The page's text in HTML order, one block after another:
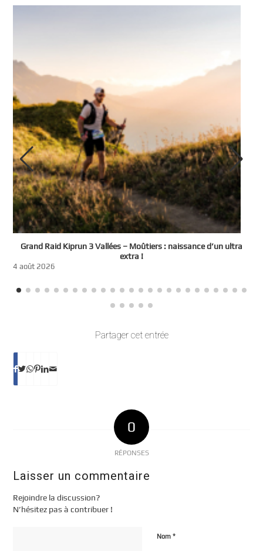
Grand Raid Kiprun 3 Vallées – Moûtiers : naissance d’un ultra
extra !
4 août 2026
Partager cet entrée
0
RÉPONSES
Laisser un commentaire
Rejoindre la discussion?
N’hésitez pas à contribuer !
Nom*